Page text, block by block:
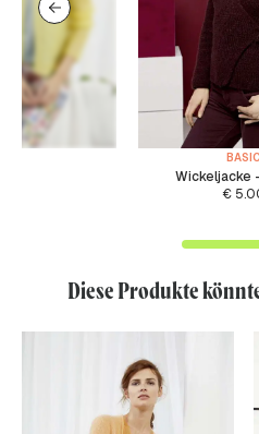
BASIC
Wickeljacke -
€
Diese Produkte